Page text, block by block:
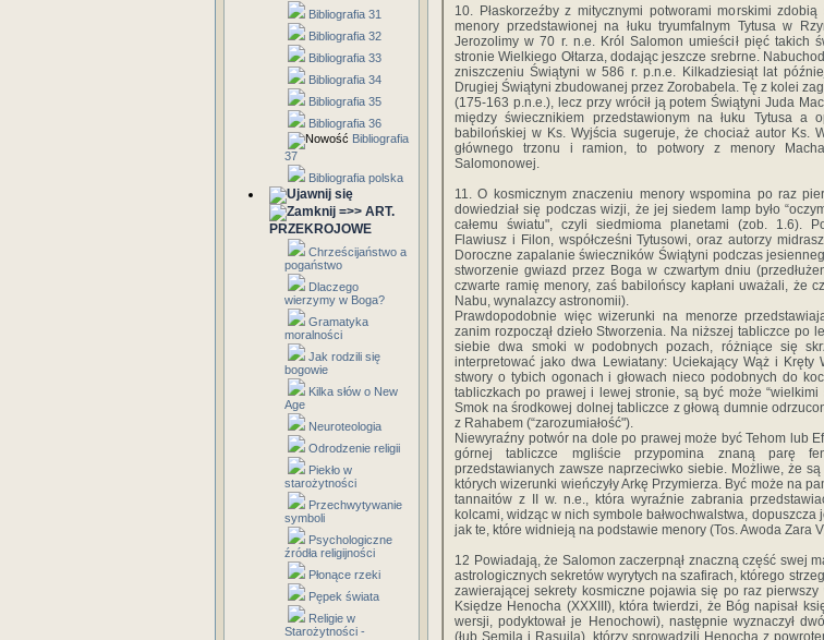
Bibliografia 31
Bibliografia 32
Bibliografia 33
Bibliografia 34
Bibliografia 35
Bibliografia 36
Bibliografia
37
Bibliografia polska
=>> ART.
PRZEKROJOWE
Chrześcijaństwo a
pogaństwo
Dlaczego
wierzymy w Boga?
Gramatyka
moralności
Jak rodzili się
bogowie
Kilka słów o New
Age
Neuroteologia
Odrodzenie religii
Piekło w
starożytności
Przechwytywanie
symboli
Psychologiczne
źródła religijności
Płonące rzeki
Pępek świata
Religie w
Starożytności -
10. Płaskorzeźby z mitycznymi potworami morskimi zdobią
menory przedstawionej na łuku tryumfalnym Tytusa w
Jerozolimy w 70 r. n.e. Król Salomon umieścił pięć takich
stronie Wielkiego Ołtarza, dodając jeszcze srebrne.
zniszczeniu Świątyni w 586 r. p.n.e. Kilkadziesiąt lat
Drugiej Świątyni zbudowanej przez Zorobabela. Tę z kolei
(175-163 p.n.e.), lecz przy wrócił ją potem Świątyni Juda
między świecznikiem przedstawionym na łuku Tytusa a
babilońskiej w Ks. Wyjścia sugeruje, że chociaż autor Ks.
głównego trzonu i ramion, to potwory z menory
Salomonowej.
11. O kosmicznym znaczeniu menory wspomina po raz
dowiedział się podczas wizji, że jej siedem lamp było
całemu światu", czyli siedmioma planetami (zob. 1.6).
Flawiusz i Filon, współcześni Tytusowi, oraz autorzy
Doroczne zapalanie świeczników Świątyni podczas
stworzenie gwiazd przez Boga w czwartym dniu
czwarte ramię menory, zaś babilońscy kapłani uważali, że
Nabu, wynalazcy astronomii).
Prawdopodobnie więc wizerunki na menorze
zanim rozpoczął dzieło Stworzenia. Na niższej tabliczce po
siebie dwa smoki w podobnych pozach, różniące się
interpretować jako dwa Lewiatany: Uciekający Wąż i Kręty
stwory o tybich ogonach i głowach nieco podobnych do
tabliczkach po prawej i lewej stronie, są być może
Smok na środkowej dolnej tabliczce z głową dumnie
z Rahabem (“zarozumiałość").
Niewyraźny potwór na dole po prawej może być Tehom lub
górnej tabliczce mgliście przypomina znaną parę
przedstawianych zawsze naprzeciwko siebie. Możliwe, że są
których wizerunki wieńczyły Arkę Przymierza. Być może na
tannaitów z II w. n.e., która wyraźnie zabrania
kolcami, widząc w nich symbole bałwochwalstwa, dopuszcza
jak te, które widnieją na podstawie menory (Tos. Awoda Zara
12 Powiadają, że Salomon zaczerpnął znaczną część swej
astrologicznych sekretów wyrytych na szafirach, którego
zawierającej sekrety kosmiczne pojawia się po raz pierwszy
Księdze Henocha (XXXIII), która twierdzi, że Bóg napisał
wersji, podyktował je Henochowi), następnie wyznaczył
(łub Semila i Rasuila), którzy sprowadzili Henocha z